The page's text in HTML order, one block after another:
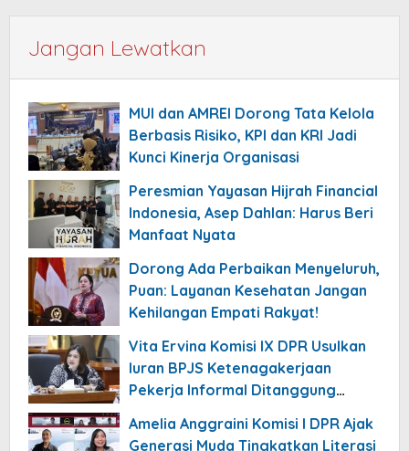
Jangan Lewatkan
MUI dan AMREI Dorong Tata Kelola
Berbasis Risiko, KPI dan KRI Jadi
Kunci Kinerja Organisasi
Peresmian Yayasan Hijrah Financial
Indonesia, Asep Dahlan: Harus Beri
Manfaat Nyata
Dorong Ada Perbaikan Menyeluruh,
Puan: Layanan Kesehatan Jangan
Kehilangan Empati Rakyat!
Vita Ervina Komisi IX DPR Usulkan
Iuran BPJS Ketenagakerjaan
Pekerja Informal Ditanggung
Amelia Anggraini Komisi I DPR Ajak
Generasi Muda Tingkatkan Literasi